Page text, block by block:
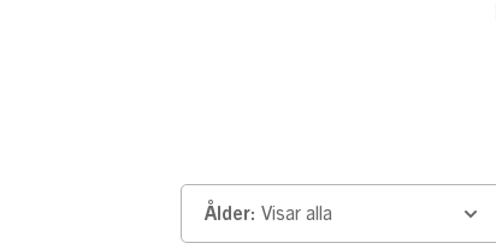
Ålder: Visar alla